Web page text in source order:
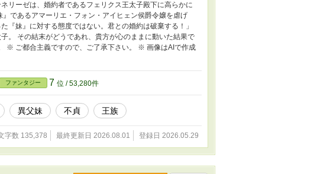
リーゼは、婚約者であるフェリクス王太子殿下に高らかに
であるアマーリエ・フォン・アイヒェン侯爵令嬢を虐げ
『妹』に対する態度ではない。君との婚約は破棄する！」
。 その結末がどうであれ、貴方が心のままに動いた結果で
※ ご都合主義ですので、ご了承下さい。 ※ 画像はAIで作成
ファンタジー 7 位 / 53,280件
異父妹 不貞 王族
字数 135,378 最終更新日 2026.08.01 登録日 2026.05.29